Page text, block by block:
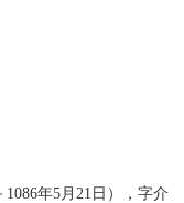
年5月21日），字介